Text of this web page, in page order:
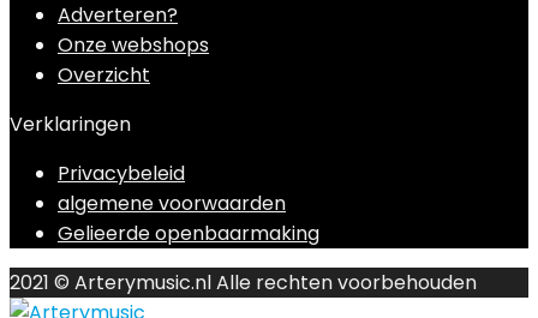
Adverteren?
Onze webshops
Overzicht
Verklaringen
Privacybeleid
algemene voorwaarden
Gelieerde openbaarmaking
2021 © Arterymusic.nl Alle rechten voorbehouden